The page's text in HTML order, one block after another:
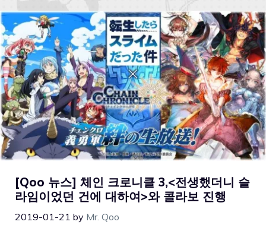
[Qoo 뉴스] 체인 크로니클 3,<전생했더니 슬
라임이었던 건에 대하여>와 콜라보 진행
2019-01-21 by Mr. Qoo